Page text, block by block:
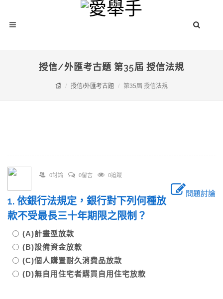
授信/外匯考古題 第35屆 授信法規
授信/外匯考古題 第35屆 授信法規
0討論 0留言 0追蹤
問題討論
1. 依銀行法規定，銀行對下列何種放
款不受最長三十年期限之限制？
(A)計畫型放款
(B)設備資金放款
(C)個人購置耐久消費品放款
(D)無自用住宅者購買自用住宅放款